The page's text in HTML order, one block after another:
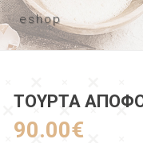
eshop
ΤΟΥΡΤΑ
90.00€